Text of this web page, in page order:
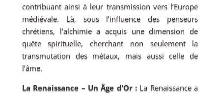
contribuant ainsi à leur transmission vers l’Europe
médiévale. Là, sous l’influence des penseurs
chrétiens, l’alchimie a acquis une dimension de
quête spirituelle, cherchant non seulement la
transmutation des métaux, mais aussi celle de
l’âme.
La Renaissance – Un Âge d’Or : La Renaissance a